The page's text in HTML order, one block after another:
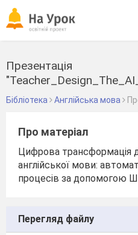
Презентація
Бібліотека Англійська мова
Про матеріал
Цифрова трансформація
англійської мови:
процесів за допомогою
Перегляд файлу